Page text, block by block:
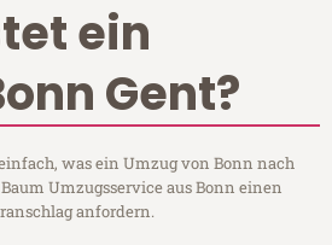
ein
Gent?
was ein Umzug von Bonn nach
Umzugsservice aus Bonn einen
anfordern.